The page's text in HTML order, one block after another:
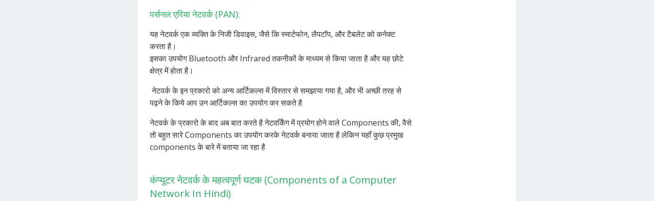
पर्सनल एरिया नेटवर्क (PAN):
यह नेटवर्क एक व्यक्ति के निजी डिवाइस, जैसे कि स्मार्टफोन, लैपटॉप, और टैबलेट को कनेक्ट
करता है।
इसका उपयोग Bluetooth और Infrared तकनीकों के माध्यम से किया जाता है और यह छोटे
क्षेत्र में होता है।
नेटवर्क के इन प्रकारो को अन्य आर्टिकल्स में विस्तार से समझाया गया है, और भी अच्छी तरह से
पढ़ने के किये आप उन आर्टिकल्स का उपयोग कर सकते है
नेटवर्क के प्रकारो के बाद अब बात करते है नेटवर्किंग में प्रयोग होने वाले Components की, वैसे
तो बहुत सारे Components का उपयोग करके नेटवर्क बनाया जाता है लेकिन यहाँ कुछ प्रमुख
components के बारे में बताया जा रहा है
कंप्यूटर नेटवर्क के महत्वपूर्ण घटक (Components of a Computer
Network In Hindi)